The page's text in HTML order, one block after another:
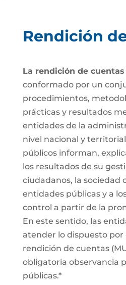
Rendición
La rendición de cuentas
conformado por un
procedimientos,
prácticas y resultados
entidades de la
nivel nacional y
públicos informan,
los resultados de su
ciudadanos, la sociedad
entidades públicas y a
control a partir de la
En este sentido, las
atender lo dispuesto por
rendición de cuentas
obligatoria observancia
públicas.*